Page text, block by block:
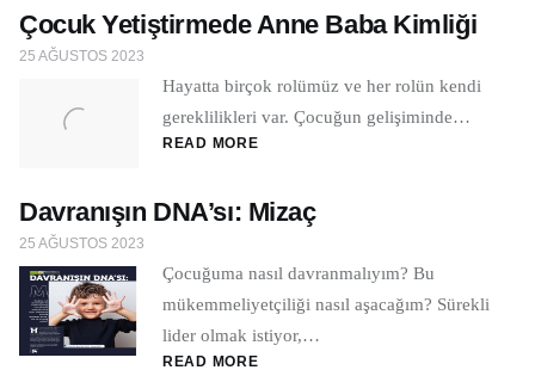
Çocuk Yetiştirmede Anne Baba Kimliği
25 AĞUSTOS 2023
Hayatta birçok rolümüz ve her rolün kendi
gereklilikleri var. Çocuğun gelişiminde…
READ MORE
Davranışın DNA’sı: Mizaç
25 AĞUSTOS 2023
Çocuğuma nasıl davranmalıyım? Bu
mükemmeliyetçiliği nasıl aşacağım? Sürekli
lider olmak istiyor,…
READ MORE